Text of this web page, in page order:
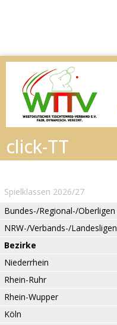
Spielklassen 2026/27
Bundes-/Regional-/Oberligen
NRW-/Verbands-/Landesligen
Bezirke
Niederrhein
Rhein-Ruhr
Rhein-Wupper
Köln